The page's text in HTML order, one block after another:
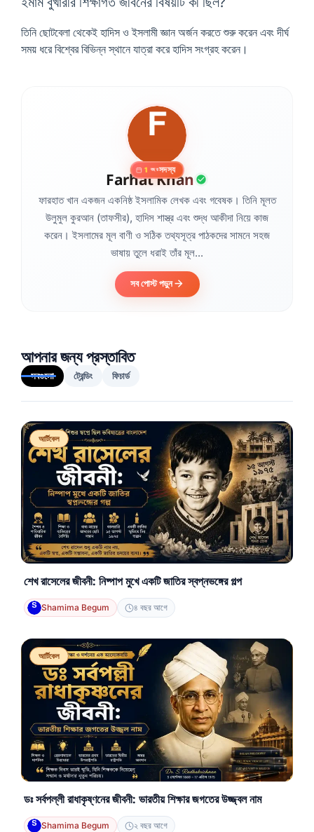
তিনি ছোটবেলা থেকেই হাদিস ও ইসলামী জ্ঞান অর্জন করতে শুরু করেন এবং দীর্ঘ
সময় ধরে বিশ্বের বিভিন্ন স্থানে যাত্রা করে হাদিস সংগ্রহ করেন।
1 বছরসদস্য
Farhat Khan
ফারহাত খান একজন একনিষ্ঠ ইসলামিক লেখক এবং গবেষক। তিনি মূলত
উলুমুল কুরআন (তাফসীর), হাদিস শাস্ত্র এবং শুদ্ধ আকীদা নিয়ে কাজ
করেন। ইসলামের মূল বাণী ও সঠিক তথ্যসূত্র পাঠকদের সামনে সহজ
ভাষায় তুলে ধরাই তাঁর মূল...
সব পোস্ট পড়ুন
আপনার জন্য প্রস্তাবিত
সবগুলো ট্রেন্ডিং ফিচার্ড
আর্টিকেল
শেখ রাসেলের জীবনী: নিষ্পাপ মুখে একটি জাতির স্বপ্নভঙ্গের গল্প
Shamima Begum ৪ বছর আগে
আর্টিকেল
ডঃ সর্বপল্লী রাধাকৃষ্ণনের জীবনী: ভারতীয় শিক্ষার জগতের উজ্জ্বল নাম
Shamima Begum ২ বছর আগে